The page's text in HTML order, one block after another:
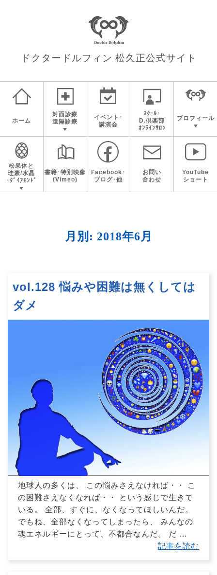
ドクタードルフィン 松久正公式サイト
ホーム
対面診療
遠隔診療
イベント･
講演会
ｽｸｰﾙ･
D.倶楽部
ｵﾝﾗｲﾝｻﾛﾝ
プロフィール
松果体と
珪素/水晶
･ﾀﾞｲｱﾓﾝﾄﾞ
書籍･特別映像
(Vimeo)
Facebook･
ブログ･他
お問い
合わせ
YouTube
ショート
月別: 2018年6月
vol.128 悩みや困難は無くしては
ダメ
地球人の多くは、 この悩みさえなければ・・ こ
の困難さえなくなれば・・ という感じで生きて
いる。 全部、すぐに、なくなってほしいんだ。
でもね、全部なくなってしまったら、 みんなの
魂エネルギーにとって、不都合なんだ。 だ …
記事を読む